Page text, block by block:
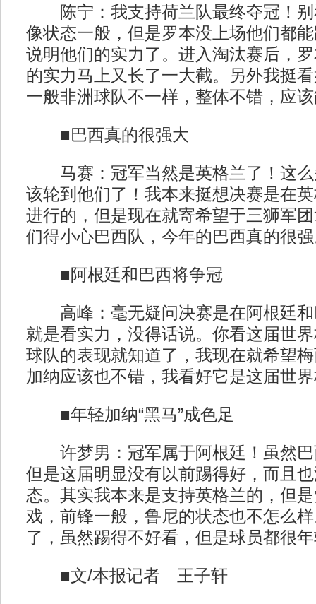
陈宁：我支持荷兰队最终夺冠！别
像状态一般，但是罗本没上场他们都
说明他们的实力了。进入淘汰赛后，
的实力马上又长了一大截。另外我挺
一般非洲球队不一样，整体不错，应
■巴西真的很强大
马赛：冠军当然是英格兰了！这么
该轮到他们了！我本来挺想决赛是在
进行的，但是现在就寄希望于三狮军
们得小心巴西队，今年的巴西真的很
■阿根廷和巴西将争冠
高峰：毫无疑问决赛是在阿根廷和
就是看实力，没得话说。你看这届世
球队的表现就知道了，我现在就希望
加纳应该也不错，我看好它是这届世
■年轻加纳“黑马”成色足
许梦男：冠军属于阿根廷！虽然巴
但是这届明显没有以前踢得好，而且
态。其实我本来是支持英格兰的，但
戏，前锋一般，鲁尼的状态也不怎么
了，虽然踢得不好看，但是球员都很
■文/本报记者 王子轩